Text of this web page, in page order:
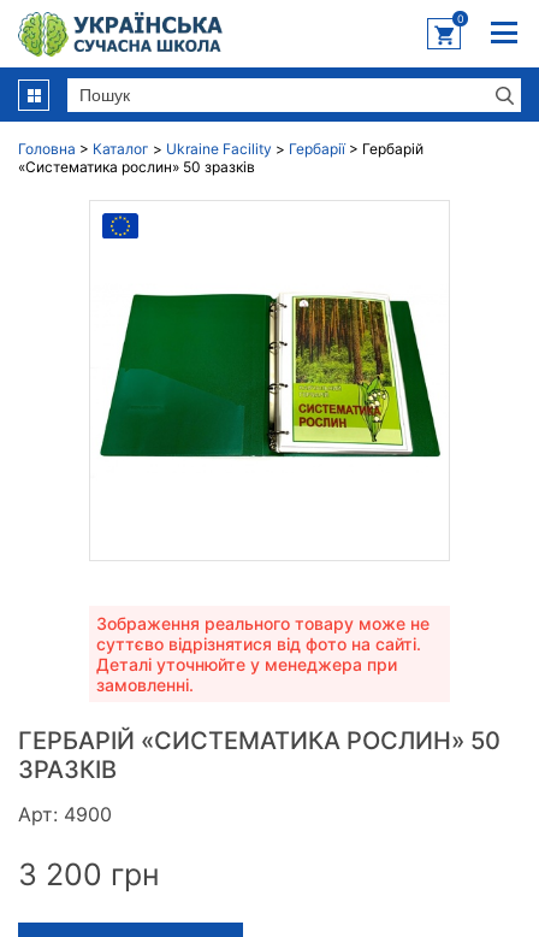
0
Головна > Каталог > Ukraine Facility > Гербарії> Гербарій
«Систематика рослин» 50 зразків
Зображення реального товару може не
суттєво відрізнятися від фото на сайті.
Деталі уточнюйте у менеджера при
замовленні.
ГЕРБАРІЙ «СИСТЕМАТИКА РОСЛИН» 50
ЗРАЗКІВ
Арт: 4900
3 200 грн